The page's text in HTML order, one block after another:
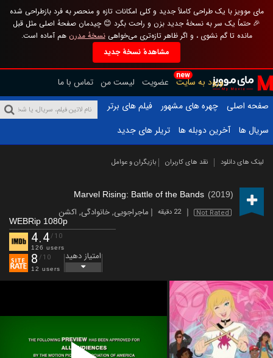
مای موویز با یک طراحی کاملاً جدید و کلی امکانات تازه و منحصر به فرد بازطراحی شده
🎉 حتماً یک سر به نسخهٔ جدید بزن و راحت بگرد 😊 چیدمان صفحهٔ اصلی مثل قبل
مانده تا گم نشوی ، و اگر ظاهر تازه‌تری می‌خواهینسخهٔ مدرن هم آماده است.
مشاهدهٔ نسخهٔ جدید
new
ورود به سایت عضویت لیست من تماس با ما
صفحه اصلی
چهره های مشهور
فیلم های برتر
سریال ها
آخرین دوبله ها تریلر های جدید
لینک های دانلود نقد های کاربران بازیگران و عوامل
Marvel Rising: Battle of the Bands (2019)
Not Rated 22 دقیقه ماجراجویی,خانوادگی, اکشن
WEBRip 1080p
4.4/10
126 users
8 /10
12 users
امتیاز دهید